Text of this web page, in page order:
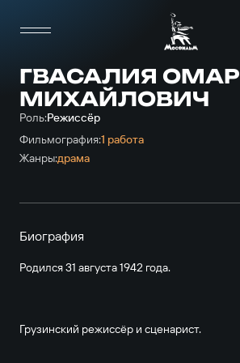
ГВАСАЛИЯ ОМАР
МИХАЙЛОВИЧ
Роль:Режиссёр
Фильмография:1 работа
Жанры:драма
Биография
Родился 31 августа 1942 года.
Грузинский режиссёр и сценарист.